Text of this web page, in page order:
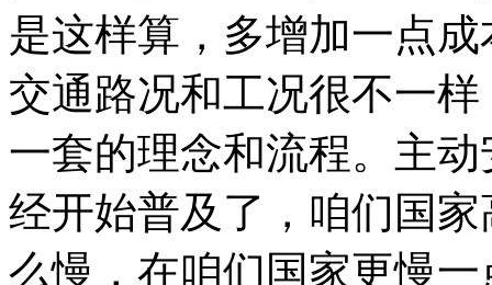
是这样算，多增加一点
交通路况和工况很不一
一套的理念和流程。主
经开始普及了，咱们国
么慢，在咱们国家更慢